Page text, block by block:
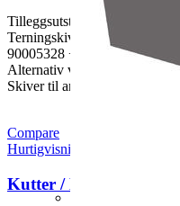
Tilleggsutstyr:
Terningskive 10x10 mm. til
90005328 + 90005329.
Alternativ vare: 231807,
Skiver til andre
Compare
Hurtigvisning
Kutter / Hurtighakker